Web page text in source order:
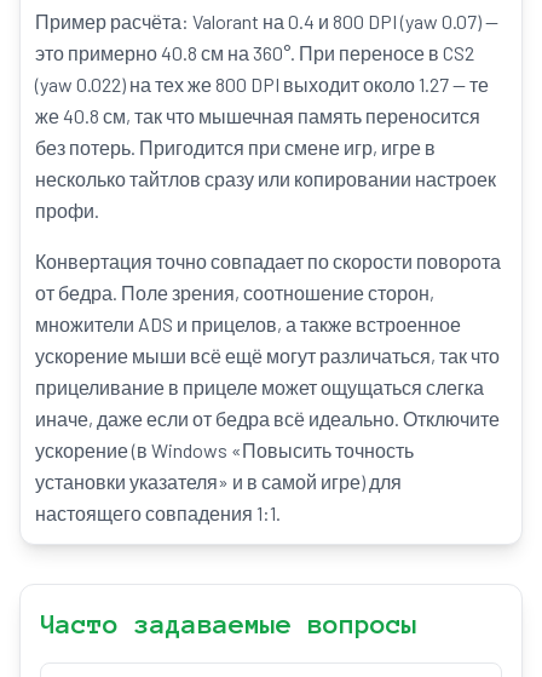
Пример расчёта: Valorant на 0.4 и 800 DPI (yaw 0.07) —
это примерно 40.8 см на 360°. При переносе в CS2
(yaw 0.022) на тех же 800 DPI выходит около 1.27 — те
же 40.8 см, так что мышечная память переносится
без потерь. Пригодится при смене игр, игре в
несколько тайтлов сразу или копировании настроек
профи.
Конвертация точно совпадает по скорости поворота
от бедра. Поле зрения, соотношение сторон,
множители ADS и прицелов, а также встроенное
ускорение мыши всё ещё могут различаться, так что
прицеливание в прицеле может ощущаться слегка
иначе, даже если от бедра всё идеально. Отключите
ускорение (в Windows «Повысить точность
установки указателя» и в самой игре) для
настоящего совпадения 1:1.
Часто задаваемые вопросы